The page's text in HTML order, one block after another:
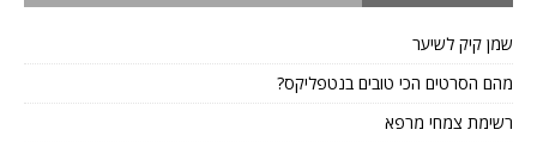
שמן קיק לשיער
מהם הסרטים הכי טובים בנטפליקס?
רשימת צמחי מרפא